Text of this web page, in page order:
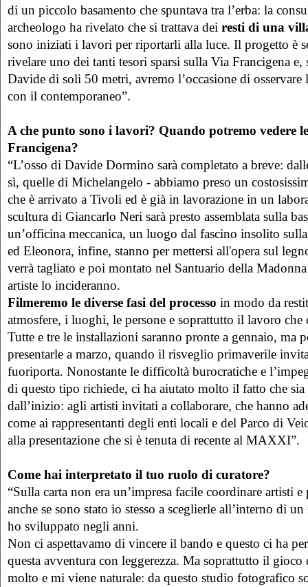
di un piccolo basamento che spuntava tra l’erba: la
archeologo ha rivelato che si trattava dei resti di una
sono iniziati i lavori per riportarli alla luce. Il progetto è
rivelare uno dei tanti tesori sparsi sulla Via Francigena e,
Davide di soli 50 metri, avremo l’occasione di
con il contemporaneo”.
A che punto sono i lavori? Quando potremo vedere
Francigena?
“L’osso di Davide Dormino sarà completato a breve:
sì, quelle di Michelangelo - abbiamo preso un
che è arrivato a Tivoli ed è già in lavorazione in un
scultura di Giancarlo Neri sarà presto assemblata sulla
un’officina meccanica, un luogo dal fascino insolito
ed Eleonora, infine, stanno per mettersi all'opera sul
verrà tagliato e poi montato nel Santuario della
artiste lo incideranno.
Filmeremo le diverse fasi del processo in modo da
atmosfere, i luoghi, le persone e soprattutto il lavoro che
Tutte e tre le installazioni saranno pronte a gennaio, ma
presentarle a marzo, quando il risveglio primaverile
fuoriporta. Nonostante le difficoltà burocratiche e
di questo tipo richiede, ci ha aiutato molto il fatto che
dall’inizio: agli artisti invitati a collaborare, che hanno
come ai rappresentanti degli enti locali e del Parco di
alla presentazione che si è tenuta di recente al MAXXI”.
Come hai interpretato il tuo ruolo di curatore?
“Sulla carta non era un’impresa facile coordinare artisti e
anche se sono stato io stesso a sceglierle all’interno di
ho sviluppato negli anni.
Non ci aspettavamo di vincere il bando e questo ci ha
questa avventura con leggerezza. Ma soprattutto il gioco
molto e mi viene naturale: da questo studio fotografico